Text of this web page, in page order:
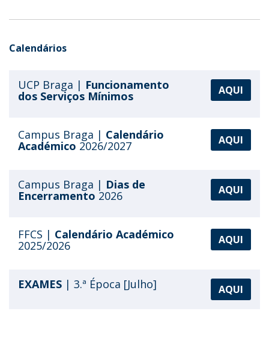
Calendários
UCP Braga | Funcionamento
dos Serviços Mínimos AQUI
Campus Braga | Calendário
Académico 2026/2027 AQUI
Campus Braga | Dias de
Encerramento 2026 AQUI
FFCS | Calendário Académico
2025/2026 AQUI
EXAMES | 3.ª Época [Julho] AQUI